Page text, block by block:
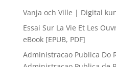
Vanja och Ville | Digital
Essai Sur La Vie Et Les
eBook [EPUB, PDF]
Administracao Publica Do